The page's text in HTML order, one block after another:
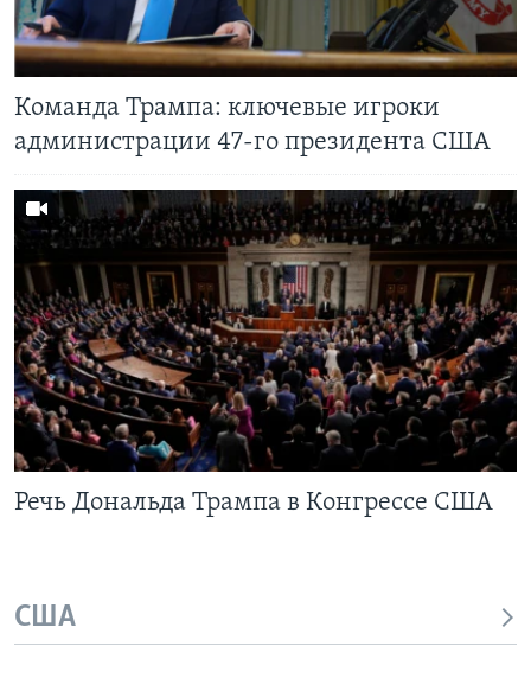
Learning English
СОЦИАЛЬНЫЕ СЕТИ
Языки
Команда Трампа: ключевые игроки
администрации 47-го президента США
Речь Дональда Трампа в Конгрессе США
США